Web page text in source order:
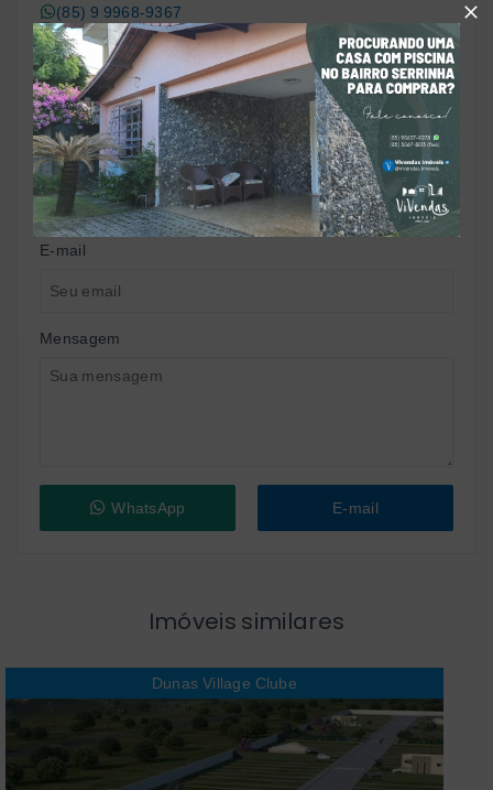
(85) 9 9968-9367
hugo@vivendasimoveis.com.br
Nome
Telefone
E-mail
Mensagem
WhatsApp E-mail
Imóveis similares
Dunas Village Clube